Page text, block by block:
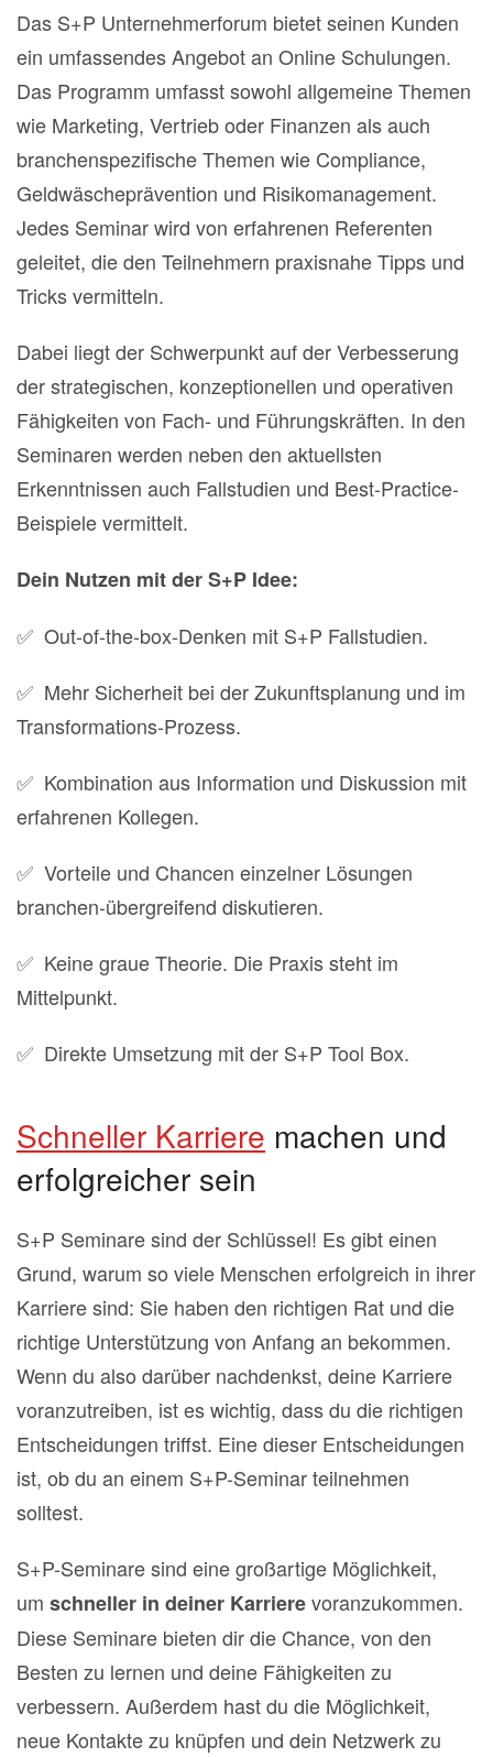
Das S+P Unternehmerforum bietet seinen Kunden
ein umfassendes Angebot an Online Schulungen.
Das Programm umfasst sowohl allgemeine Themen
wie Marketing, Vertrieb oder Finanzen als auch
branchenspezifische Themen wie Compliance,
Geldwäscheprävention und Risikomanagement.
Jedes Seminar wird von erfahrenen Referenten
geleitet, die den Teilnehmern praxisnahe Tipps und
Tricks vermitteln.
Dabei liegt der Schwerpunkt auf der Verbesserung
der strategischen, konzeptionellen und operativen
Fähigkeiten von Fach- und Führungskräften. In den
Seminaren werden neben den aktuellsten
Erkenntnissen auch Fallstudien und Best-Practice-
Beispiele vermittelt.
Dein Nutzen mit der S+P Idee:
✅ Out-of-the-box-Denken mit S+P Fallstudien.
✅ Mehr Sicherheit bei der Zukunftsplanung und im
Transformations-Prozess.
✅ Kombination aus Information und Diskussion mit
erfahrenen Kollegen.
✅ Vorteile und Chancen einzelner Lösungen
branchen-übergreifend diskutieren.
✅ Keine graue Theorie. Die Praxis steht im
Mittelpunkt.
✅ Direkte Umsetzung mit der S+P Tool Box.
Schneller Karriere machen und
erfolgreicher sein
S+P Seminare sind der Schlüssel! Es gibt einen
Grund, warum so viele Menschen erfolgreich in ihrer
Karriere sind: Sie haben den richtigen Rat und die
richtige Unterstützung von Anfang an bekommen.
Wenn du also darüber nachdenkst, deine Karriere
voranzutreiben, ist es wichtig, dass du die richtigen
Entscheidungen triffst. Eine dieser Entscheidungen
ist, ob du an einem S+P-Seminar teilnehmen
solltest.
S+P-Seminare sind eine großartige Möglichkeit,
um schneller in deiner Karrierevoranzukommen.
Diese Seminare bieten dir die Chance, von den
Besten zu lernen und deine Fähigkeiten zu
verbessern. Außerdem hast du die Möglichkeit,
neue Kontakte zu knüpfen und dein Netzwerk zu